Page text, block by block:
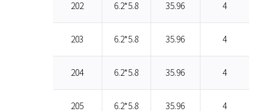
202 6.2*5.8 35.96 4
203 6.2*5.8 35.96 4
204 6.2*5.8 35.96 4
205 6.2*5.8 35.96 4